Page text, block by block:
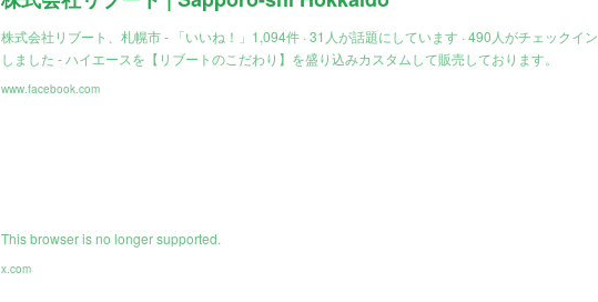
株式会社リブート、札幌市 - 「いいね！」1,094件 · 31人が話題にしています · 490人がチェックイン
しました - ハイエースを【リブートのこだわり】を盛り込みカスタムして販売しております。
www.facebook.com
This browser is no longer supported.
x.com